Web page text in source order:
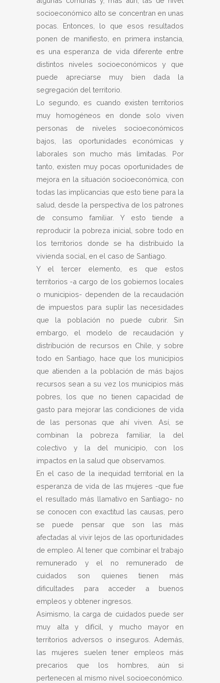
socioeconómico alto se concentran en unas
pocas. Entonces, lo que esos resultados
ponen de manifiesto, en primera instancia,
es una esperanza de vida diferente entre
distintos niveles socioeconómicos y que
puede apreciarse muy bien dada la
segregación del territorio.
Lo segundo, es cuando existen territorios
muy homogéneos en donde solo viven
personas de niveles socioeconómicos
bajos, las oportunidades económicas y
laborales son mucho más limitadas. Por
tanto, existen muy pocas oportunidades de
mejora en la situación socioeconómica, con
todas las implicancias que esto tiene para la
salud, desde la perspectiva de los patrones
de consumo familiar. Y esto tiende a
reproducir la pobreza inicial, sobre todo en
los territorios donde se ha distribuido la
vivienda social, en el caso de Santiago.
Y el tercer elemento, es que estos
territorios -a cargo de los gobiernos locales
o municipios- dependen de la recaudación
de impuestos para suplir las necesidades
que la población no puede cubrir. Sin
embargo, el modelo de recaudación y
distribución de recursos en Chile, y sobre
todo en Santiago, hace que los municipios
que atienden a la población de más bajos
recursos sean a su vez los municipios más
pobres, los que no tienen capacidad de
gasto para mejorar las condiciones de vida
de las personas que ahí viven. Así, se
combinan la pobreza familiar, la del
colectivo y la del municipio, con los
impactos en la salud que observamos.
En el caso de la inequidad territorial en la
esperanza de vida de las mujeres -que fue
el resultado más llamativo en Santiago- no
se conocen con exactitud las causas, pero
se puede pensar que son las más
afectadas al vivir lejos de las oportunidades
de empleo. Al tener que combinar el trabajo
remunerado y el no remunerado de
cuidados son quienes tienen más
dificultades para acceder a buenos
empleos y obtener ingresos.
Asimismo, la carga de cuidados puede ser
muy alta y difícil, y mucho mayor en
territorios adversos o inseguros. Además,
las mujeres suelen tener empleos más
precarios que los hombres, aún si
pertenecen al mismo nivel socioeconómico.